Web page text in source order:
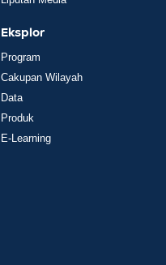
Eksplor
Program
Cakupan Wilayah
Data
Produk
E-Learning